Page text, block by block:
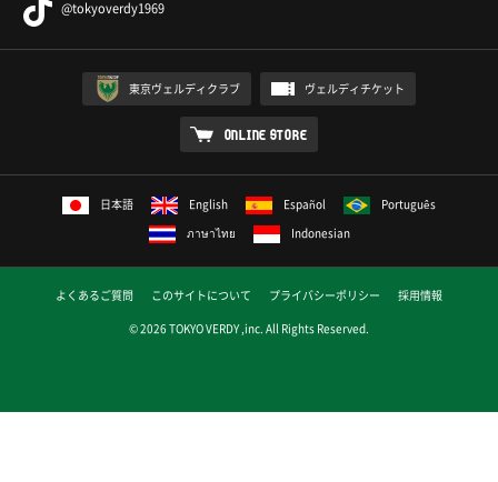
@tokyoverdy1969
東京ヴェルディクラブ ヴェルディチケット
ONLINE STORE
日本語 English Español
Português
ภาษาไทย
Indonesian
よくあるご質問 このサイトについて プライバシーポリシー
採用情報
© 2026 TOKYO VERDY ,inc. All Rights Reserved.